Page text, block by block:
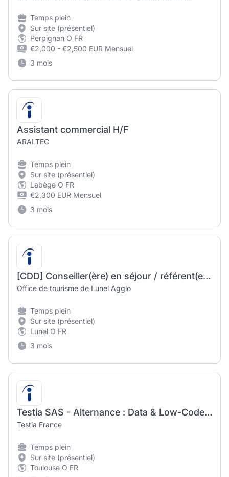
Temps plein
Sur site (présentiel)
Perpignan O FR
€2,000 - €2,500 EUR Mensuel
3 mois
Assistant commercial H/F
ARALTEC
Temps plein
Sur site (présentiel)
Labège O FR
€2,300 EUR Mensuel
3 mois
[CDD] Conseiller(ère) en séjour / référent(e) Activités de pleine nature
Office de tourisme de Lunel Agglo
Temps plein
Sur site (présentiel)
Lunel O FR
3 mois
Testia SAS - Alternance : Data & Low-Code Developer (H/F) - Toulouse
Testia France
Temps plein
Sur site (présentiel)
Toulouse O FR